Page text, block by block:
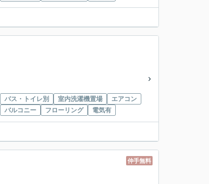
バス・トイレ別
室内洗濯機置場
エアコン
バルコニー
フローリング 電気有
仲手無料